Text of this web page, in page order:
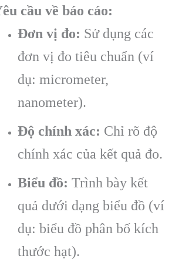
cầu về báo cáo:
Đơn vị đo: Sử dụng các
đơn vị đo tiêu chuẩn (ví
dụ: micrometer,
nanometer).
Độ chính xác: Chỉ rõ độ
chính xác của kết quả đo.
Biểu đồ: Trình bày kết
quả dưới dạng biểu đồ (ví
dụ: biểu đồ phân bố kích
thước hạt).